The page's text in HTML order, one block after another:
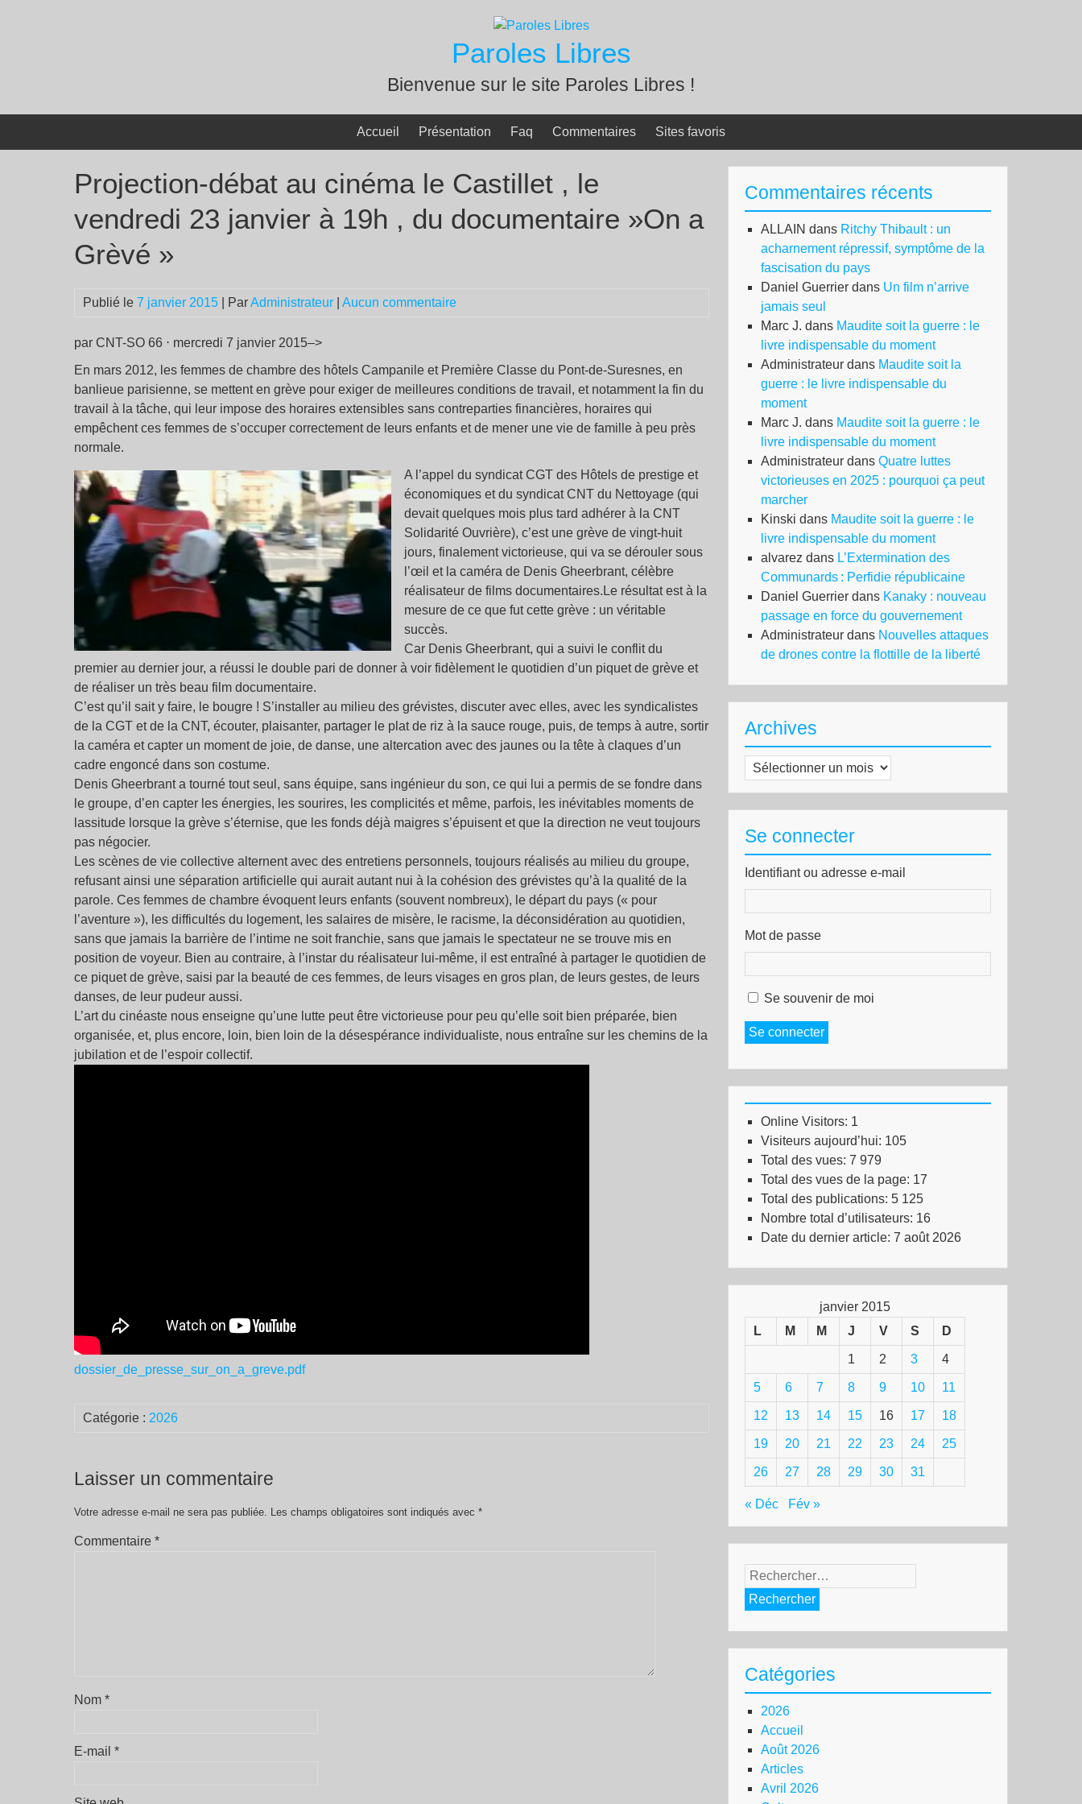
Paroles Libres
Bienvenue sur le site Paroles Libres !
Accueil Présentation Faq Commentaires Sites favoris
Projection-débat au cinéma le Castillet , le
vendredi 23 janvier à 19h , du documentaire »On a
Grèvé »
Publié le 7 janvier 2015 | ParAdministrateur Aucun commentaire
par CNT-SO 66 ⋅ mercredi 7 janvier 2015–>
En mars 2012, les femmes de chambre des hôtels Campanile et Première Classe du Pont-de-Suresnes, en
banlieue parisienne, se mettent en grève pour exiger de meilleures conditions de travail, et notamment la fin du
travail à la tâche, qui leur impose des horaires extensibles sans contreparties financières, horaires qui
empêchent ces femmes de s’occuper correctement de leurs enfants et de mener une vie de famille à peu près
normale.
A l’appel du syndicat CGT des Hôtels de prestige et
économiques et du syndicat CNT du Nettoyage (qui
devait quelques mois plus tard adhérer à la CNT
Solidarité Ouvrière), c’est une grève de vingt-huit
jours, finalement victorieuse, qui va se dérouler sous
l’œil et la caméra de Denis Gheerbrant, célèbre
réalisateur de films documentaires.Le résultat est à la
mesure de ce que fut cette grève : un véritable
succès.
Car Denis Gheerbrant, qui a suivi le conflit du
premier au dernier jour, a réussi le double pari de donner à voir fidèlement le quotidien d’un piquet de grève et
de réaliser un très beau film documentaire.
C’est qu’il sait y faire, le bougre ! S’installer au milieu des grévistes, discuter avec elles, avec les syndicalistes
de la CGT et de la CNT, écouter, plaisanter, partager le plat de riz à la sauce rouge, puis, de temps à autre, sortir
la caméra et capter un moment de joie, de danse, une altercation avec des jaunes ou la tête à claques d’un
cadre engoncé dans son costume.
Denis Gheerbrant a tourné tout seul, sans équipe, sans ingénieur du son, ce qui lui a permis de se fondre dans
le groupe, d’en capter les énergies, les sourires, les complicités et même, parfois, les inévitables moments de
lassitude lorsque la grève s’éternise, que les fonds déjà maigres s’épuisent et que la direction ne veut toujours
pas négocier.
Les scènes de vie collective alternent avec des entretiens personnels, toujours réalisés au milieu du groupe,
refusant ainsi une séparation artificielle qui aurait autant nui à la cohésion des grévistes qu’à la qualité de la
parole. Ces femmes de chambre évoquent leurs enfants (souvent nombreux), le départ du pays (« pour
l’aventure »), les difficultés du logement, les salaires de misère, le racisme, la déconsidération au quotidien,
sans que jamais la barrière de l’intime ne soit franchie, sans que jamais le spectateur ne se trouve mis en
position de voyeur. Bien au contraire, à l’instar du réalisateur lui-même, il est entraîné à partager le quotidien de
ce piquet de grève, saisi par la beauté de ces femmes, de leurs visages en gros plan, de leurs gestes, de leurs
danses, de leur pudeur aussi.
L’art du cinéaste nous enseigne qu’une lutte peut être victorieuse pour peu qu’elle soit bien préparée, bien
organisée, et, plus encore, loin, bien loin de la désespérance individualiste, nous entraîne sur les chemins de la
jubilation et de l’espoir collectif.
dossier_de_presse_sur_on_a_greve.pdf
Catégorie : 2026
Laisser un commentaire
Votre adresse e-mail ne sera pas publiée. Les champs obligatoires sont indiqués avec *
Commentaire *
Nom *
E-mail *
Commentaires récents
ALLAIN dans Ritchy Thibault : un
acharnement répressif, symptôme de la
fascisation du pays
Daniel Guerrier dans Un film n’arrive
jamais seul
Marc J. dans Maudite soit la guerre : le
livre indispensable du moment
Administrateur dans Maudite soit la
guerre : le livre indispensable du
moment
Marc J. dans Maudite soit la guerre : le
livre indispensable du moment
Administrateur dans Quatre luttes
victorieuses en 2025 : pourquoi ça peut
marcher
Kinski dans Maudite soit la guerre : le
livre indispensable du moment
alvarez dans L’Extermination des
Communards : Perfidie républicaine
Daniel Guerrier dans Kanaky : nouveau
passage en force du gouvernement
Administrateur dans Nouvelles attaques
de drones contre la flottille de la liberté
Archives
Archives
Se connecter
Identifiant ou adresse e-mail
Mot de passe
Se souvenir de moi
Se connecter
Online Visitors: 1
Visiteurs aujourd’hui: 105
Total des vues: 7 979
Total des vues de la page: 17
Total des publications: 5 125
Nombre total d’utilisateurs: 16
Date du dernier article: 7 août 2026
janvier 2015
L
M M J V S D
1 2 3 4
5 6 7 8 9 10 11
12 13 14 15 16 17 18
19 20 21 22 23 24 25
26 27 28 29 30 31
« Déc Fév »
Rechercher :
Catégories
2026
Accueil
Août 2026
Articles
Avril 2026